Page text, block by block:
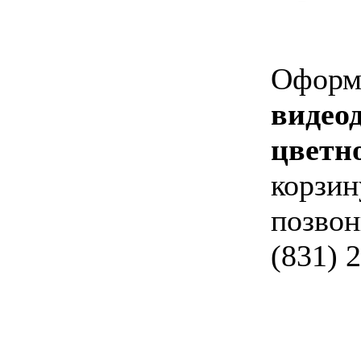
(831)